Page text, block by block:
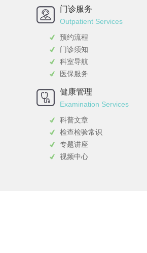
门诊服务
Outpatient Services
预约流程
门诊须知
科室导航
医保服务
健康管理
Examination Services
科普文章
检查检验常识
专题讲座
视频中心